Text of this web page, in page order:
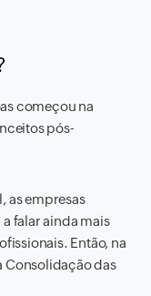
começou na
pós-
as empresas
falar ainda mais
Então, na
Consolidação das